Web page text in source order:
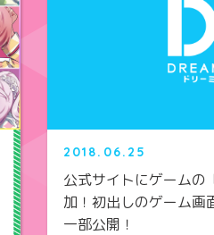
2018.06.25
公式サイトにゲームの
加！初出しのゲーム画
一部公開！